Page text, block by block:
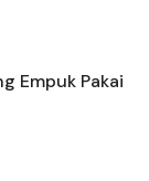
Empuk Pakai